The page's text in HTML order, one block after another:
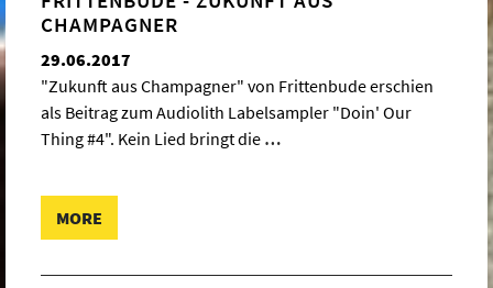
CHAMPAGNER
29.06.2017
"Zukunft aus Champagner" von Frittenbude erschien
als Beitrag zum Audiolith Labelsampler "Doin' Our
Thing #4". Kein Lied bringt die …
MORE